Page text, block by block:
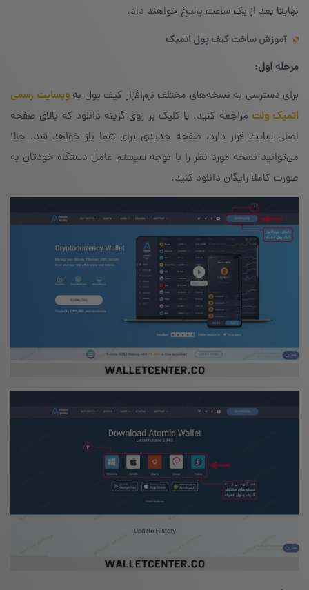
نهایتا بعد از یک ساعت پاسخ خواهند داد.
آموزش ساخت کیف پول اتمیک
مرحله اول:
برای دسترسی به نسخه‌های مختلف نرم‌افزار کیف پول بهوبسایت رسمی
اتمیک ولت مراجعه کنید. با کلیک بر روی گزینه‌ دانلود که بالای صفحه‌
اصلی سایت قرار دارد، صفحه‌ جدیدی برای شما باز خواهد شد. حالا
می‌توانید نسخه‌ مورد نظر را با توجه سیستم عامل دستگاه خودتان به
صورت کاملا رایگان دانلود کنید.